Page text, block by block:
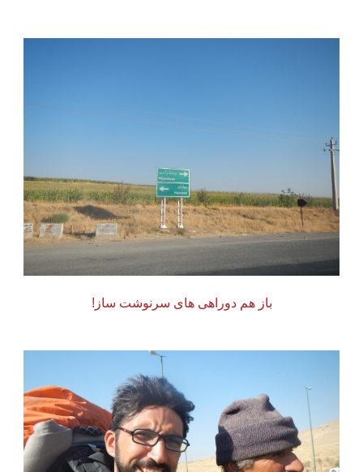
باز هم دوراهی های سرنوشت ساز!